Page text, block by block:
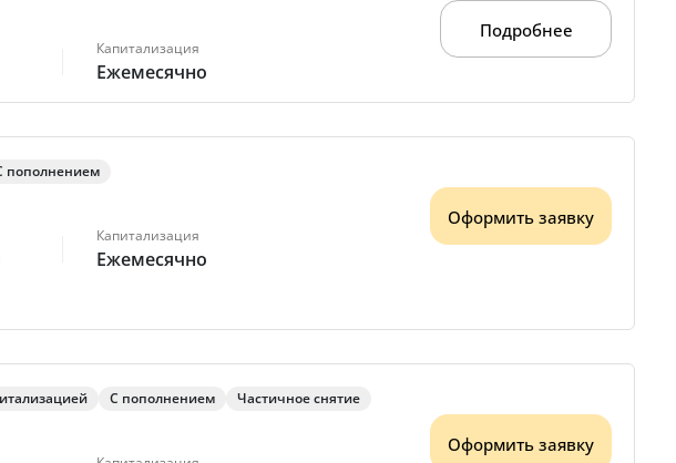
Капитализация
Ежемесячно
Подробнее
пополнением
Капитализация
Ежемесячно
Оформить заявку
С пополнением Частичное снятие
Оформить заявку